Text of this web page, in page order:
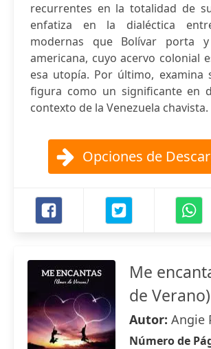
recurrentes en la totalidad de
enfatiza en la dialéctica
modernas que Bolívar porta
americana, cuyo acervo colonial
esa utopía. Por último, examina
figura como un significante en
contexto de la Venezuela chavista.
Opciones de
Me
de Verano)
Autor: Angie
Número de